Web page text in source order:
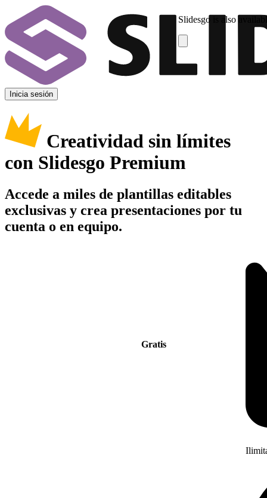
Slidesgo is also
Inicia sesión
Creatividad sin límites
con Slidesgo Premium
Accede a miles de plantillas editables
exclusivas y crea presentaciones por tu
cuenta o en equipo.
Gratis